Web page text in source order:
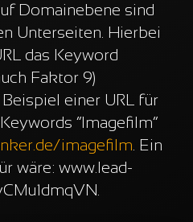
Domainebene sind
Unterseiten. Hierbei
das Keyword
Faktor 9)
einer URL für
“Imagefilm”
imagefilm . Ein
wäre: www.lead-